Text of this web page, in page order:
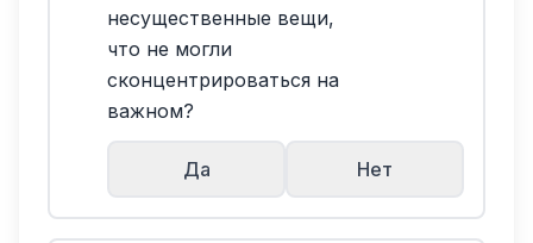
несущественные вещи,
что не могли
сконцентрироваться на
важном?
Да Нет